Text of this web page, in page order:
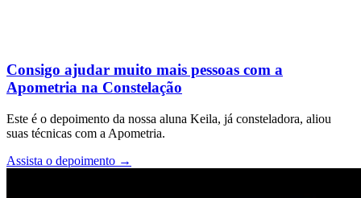
Consigo ajudar muito mais pessoas com a
Apometria na Constelação
Este é o depoimento da nossa aluna Keila, já consteladora, aliou
suas técnicas com a Apometria.
Assista o depoimento →